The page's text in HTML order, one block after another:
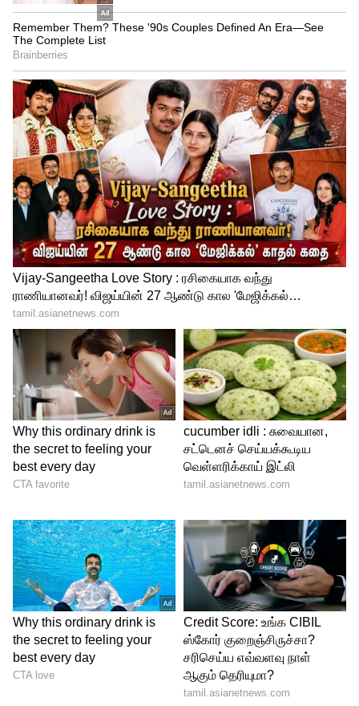
Image Credit :Getty
பென்சில் ரப்பர் போதும்!
சுவிட்ச் போர்டை சுத்தி கறுப்பா விரல் ரேகை
படிஞ்சிருக்கா? தண்ணி, லிக்விட் எதுவுமே
வேண்டாம். குழந்தைகள் பயன்படுத்தும்
சாதாரண 'பென்சில் ரப்பரைக்' கொண்டு
அந்த கறைகளின் மேல் தேய்த்தால், அழுக்கு
அப்படியே உதிர்ந்துடும்!
Image Credit :
ரகசியமா?
உங்க வீட்ல ஹேர் ஸ்ப்ரே (Hair Spray)
இருந்தா, அதை ஒரு காட்டன் துணியில்
ஸ்ப்ரே செய்து, சுவிட்ச் போர்டை
துடையுங்கள். இது அழுக்கை நீக்குவதுடன்,
சீக்கிரத்தில் அடுத்த அழுக்கு படியாமல் ஒரு
லேயர் போல பாதுகாக்கும்.